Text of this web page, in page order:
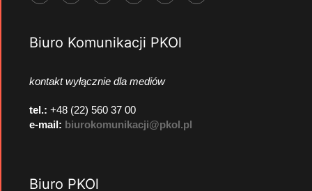
Biuro Komunikacji PKOl
kontakt wyłącznie dla mediów
tel.: +48 (22) 560 37 00
e-mail: biurokomunikacji@pkol.pl
Biuro PKOl